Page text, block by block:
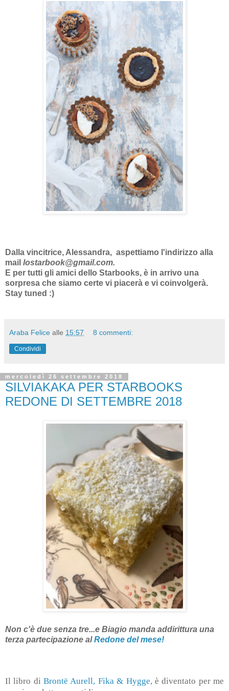
Dalla vincitrice, Alessandra, aspettiamo l'indirizzo alla
mail lostarbook@gmail.com.
E per tutti gli amici dello Starbooks, è in arrivo una
sorpresa che siamo certe vi piacerà e vi coinvolgerà.
Stay tuned :)
Araba Felice alle 15:57 8 commenti:
Condividi
mercoledì 26 settembre 2018
SILVIAKAKA PER STARBOOKS
REDONE DI SETTEMBRE 2018
Non c'è due senza tre...e Biagio manda addirittura una
terza partecipazione alRedone del mese!
Il libro diBrontë Aurell, Fika & Hygge,è diventato per me